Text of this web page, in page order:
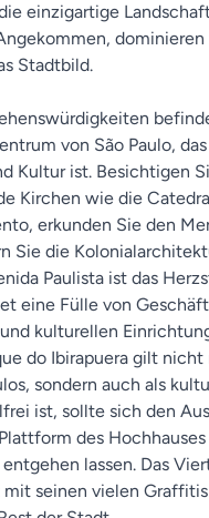
einzigartige
Stadtbild.
von São Paulo,
Kultur ist. Besichtigen
Kirchen wie die
erkunden Sie den
Sie die
Paulista ist das
eine Fülle von
kulturellen
do Ibirapuera gilt nicht
sondern auch als
ist, sollte sich den
des
lassen. Das
seinen vielen